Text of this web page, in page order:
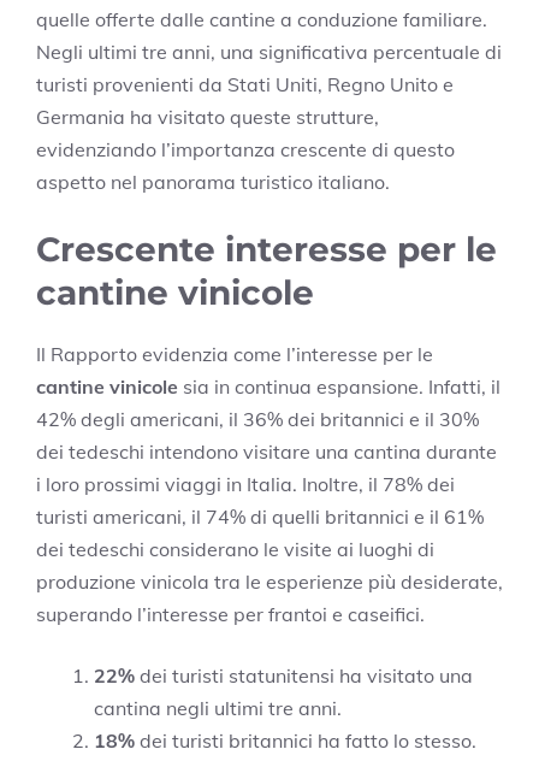
quelle offerte dalle cantine a conduzione familiare.
Negli ultimi tre anni, una significativa percentuale di
turisti provenienti da Stati Uniti, Regno Unito e
Germania ha visitato queste strutture,
evidenziando l’importanza crescente di questo
aspetto nel panorama turistico italiano.
Crescente interesse per le
cantine vinicole
Il Rapporto evidenzia come l’interesse per le
cantine vinicole sia in continua espansione. Infatti, il
42% degli americani, il 36% dei britannici e il 30%
dei tedeschi intendono visitare una cantina durante
i loro prossimi viaggi in Italia. Inoltre, il 78% dei
turisti americani, il 74% di quelli britannici e il 61%
dei tedeschi considerano le visite ai luoghi di
produzione vinicola tra le esperienze più desiderate,
superando l’interesse per frantoi e caseifici.
22% dei turisti statunitensi ha visitato una
cantina negli ultimi tre anni.
18% dei turisti britannici ha fatto lo stesso.